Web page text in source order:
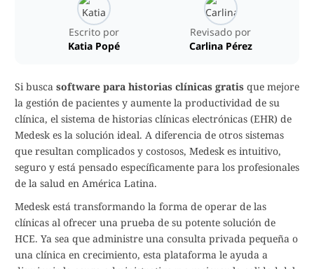
Escrito por
Katia Popé
Revisado por
Carlina Pérez
Si busca software para historias clínicas gratis que mejore
la gestión de pacientes y aumente la productividad de su
clínica, el sistema de historias clínicas electrónicas (EHR) de
Medesk es la solución ideal. A diferencia de otros sistemas
que resultan complicados y costosos, Medesk es intuitivo,
seguro y está pensado específicamente para los profesionales
de la salud en América Latina.
Medesk está transformando la forma de operar de las
clínicas al ofrecer una prueba de su potente solución de
HCE. Ya sea que administre una consulta privada pequeña o
una clínica en crecimiento, esta plataforma le ayuda a